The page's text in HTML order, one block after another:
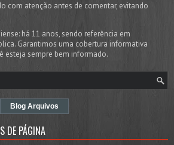
com atenção antes de comentar, evitando
há 11 anos, sendo referência em
Garantimos uma cobertura informativa
esteja sempre bem informado.
Blog Arquivos
DE PÁGINA